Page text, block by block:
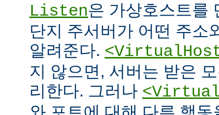
Listen은 가상호스트를
단지 주서버가 어떤 주소
알려준다.
지 않으면, 서버는 받은
리한다. 그러나